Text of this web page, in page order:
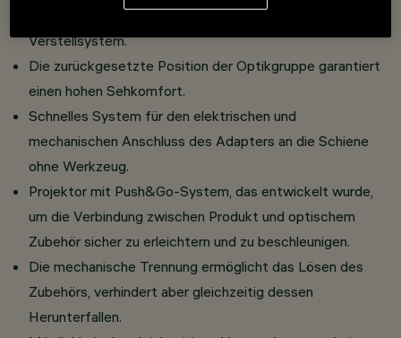
Aufhängungskabel mit millimetergenauem
Verstellsystem.
Die zurückgesetzte Position der Optikgruppe garantiert
einen hohen Sehkomfort.
Schnelles System für den elektrischen und
mechanischen Anschluss des Adapters an die Schiene
ohne Werkzeug.
Projektor mit Push&Go-System, das entwickelt wurde,
um die Verbindung zwischen Produkt und optischem
Zubehör sicher zu erleichtern und zu beschleunigen.
Die mechanische Trennung ermöglicht das Lösen des
Zubehörs, verhindert aber gleichzeitig dessen
Herunterfallen.